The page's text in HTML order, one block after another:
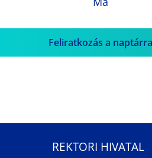
Feliratkozás a naptárra
REKTORI HIVATAL